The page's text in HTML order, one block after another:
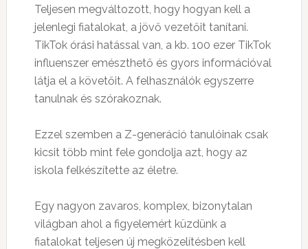
Teljesen megváltozott, hogy hogyan kell a
jelenlegi fiatalokat, a jövő vezetőit tanítani.
TikTok órási hatással van, a kb. 100 ezer TikTok
influenszer emészthető és gyors információval
látja el a követőit. A felhasználók egyszerre
tanulnak és szórakoznak.
Ezzel szemben a Z-generáció tanulóinak csak
kicsit több mint fele gondolja azt, hogy az
iskola felkészítette az életre.
Egy nagyon zavaros, komplex, bizonytalan
világban ahol a figyelemért küzdünk a
fiatalokat teljesen új megközelítésben kell